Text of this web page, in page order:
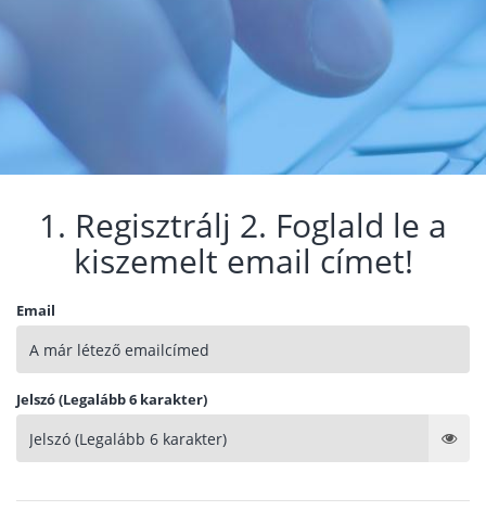
1. Regisztrálj 2. Foglald le a
kiszemelt email címet!
Email
Jelszó (Legalább 6 karakter)